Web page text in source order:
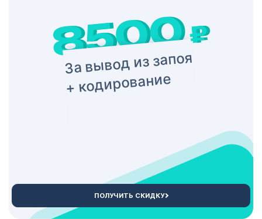
За вывод из запоя
+ кодирование
ПОЛУЧИТЬ СКИДКУ